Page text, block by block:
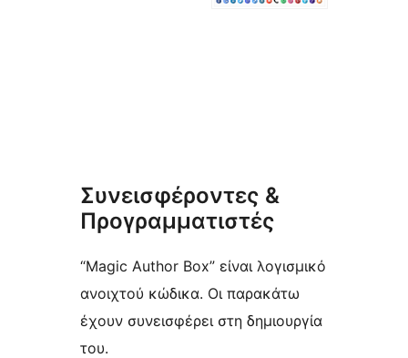
Συνεισφέροντες &
Προγραμματιστές
“Magic Author Box” είναι λογισμικό
ανοιχτού κώδικα. Οι παρακάτω
έχουν συνεισφέρει στη δημιουργία
του.